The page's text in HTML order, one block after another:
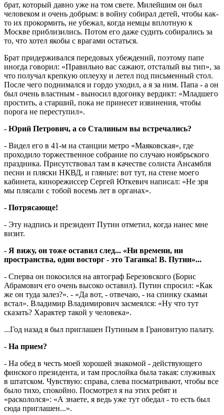
брат, который давно уже на том свете. Милейшим он был
человеком и очень добрым: в войну собирал детей, чтобы как-
то их прокормить, не убежал, когда немцы вплотную к
Москве приблизились. Потом его даже судить собирались за
то, что хотел якобы с врагами остаться.
Брат придерживался передовых убеждений, поэтому папе
иногда говорил: «Правильно вас сажают, отсталый вы тип», за
что получал крепкую оплеуху и летел под письменный стол.
После чего поднимался и гордо уходил, а я за ним. Папа - а он
был очень властным - выносил вдогонку вердикт: «Младшего
простить, а старший, пока не принесет извинения, чтобы
порога не переступил».
- Юрий Петрович, а со Сталиным вы встречались?
- Видел его в 41-м на станции метро «Маяковская», где
проходило торжественное собрание по случаю ноябрьского
праздника. Присутствовал там в качестве солиста Ансамбля
песни и пляски НКВД, и гляньте: вот тут, на стене моего
кабинета, кинорежиссер Сергей Юткевич написал: «Не зря
мы плясали с тобой восемь лет в органах».
- Потрясающе!
- Эту надпись и президент Путин отметил, когда нанес мне
визит.
- Я вижу, он тоже оставил след... «Ни времени, ни
пространства, один восторг - это Таганка! В. Путин»...
- Сперва он покосился на автограф Березовского (Борис
Абрамович его очень высоко оставил). Путин спросил: «Как
же он туда залез?». - «Да вот, - отвечаю, - на спинку скамьи
встал». Владимир Владимирович засмеялся: «Ну что тут
сказать? Характер такой у человека».
...Год назад я был приглашен Путиным в Грановитую палату.
- На прием?
- На обед в честь моей хорошей знакомой - действующего
финского президента, и там прослойка была такая: служивых
в штатском. Чувствую: справа, слева посматривают, чтобы все
было тихо, спокойно. Посмотрел я на этих ребят и
«раскололся»: «А знаете, я ведь уже тут обедал - то есть был
сюда приглашен...».